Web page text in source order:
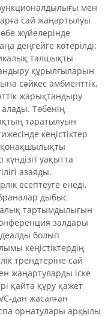
мен
сай жаңартылуы
жүйелерінде
деңгейге көтерілді:
талшықты
құрылғыларын
сәйкес амбиенттік,
жарықтандыру
Төбенің
таратылуын
кеңістіктер
қонақшылықты
уақытта
азаяды.
есептеуге енеді,
дыбыс
тартымдылығын
залдары
болып
кеңістіктердің
трендтеріне сай
жаңартуларды іске
қайта құру қажет
дан жасалған
орнатулары арқылы